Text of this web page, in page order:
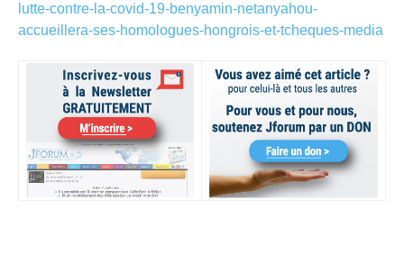
lutte-contre-la-covid-19-benyamin-netanyahou-
accueillera-ses-homologues-hongrois-et-tcheques-media